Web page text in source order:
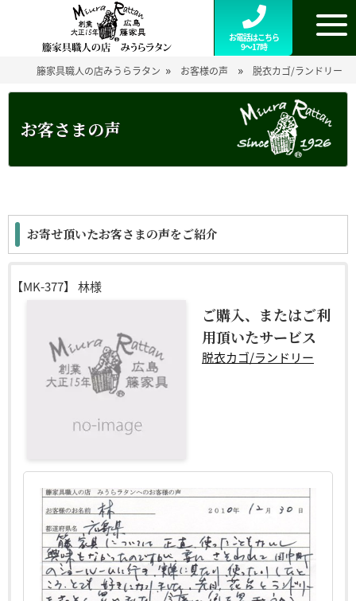
お電話はこちら
9～17時
籐家具職人の店みうらラタン » お客様の声 » 脱衣カゴ/ランドリー
お客さまの声
お寄せ頂いたお客さまの声をご紹介
【MK-377】 林様
ご購入、またはご利
用頂いたサービス
脱衣カゴ/ランドリー